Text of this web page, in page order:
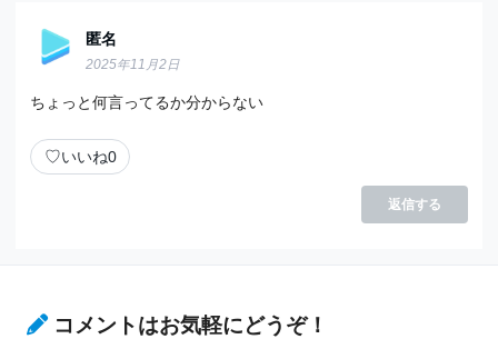
匿名
2025年11月2日
ちょっと何言ってるか分からない
♡いいね0
返信する
コメントはお気軽にどうぞ！